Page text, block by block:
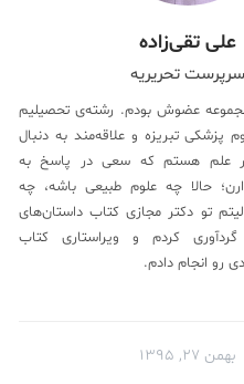
علی تقی‌زاده
سرپرست تحریریه
عضوش بودم. رشته‌ی تحصیلیم
پزشکی تبریزه و علاقه‌مند به دنبال
علم هستم که سعی در پاسخ به
حالا چه علوم طبیعی باشه، چه
تو دکتر مجازی کتاب داستان‌های
کردم‌ و ویراستاری کتاب
رو انجام دادم.
بهمن ۲۷, ۱۳۹۵